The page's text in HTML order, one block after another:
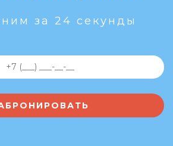
за 24 секунды